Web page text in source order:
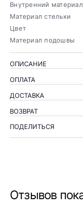
Внутренний материал
Материал стельки
Цвет
Материал подошвы
ОПИСАНИЕ
ОПЛАТА
ДОСТАВКА
ВОЗВРАТ
ПОДЕЛИТЬСЯ
Отзывов